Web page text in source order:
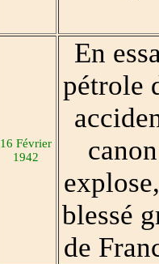
16 Février
1942
En
pétrole
blessé
de